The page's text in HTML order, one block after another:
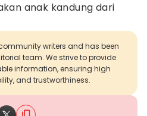
anak kandung dari
writers and has been
team. We strive to provide
information, ensuring high
and trustworthiness.